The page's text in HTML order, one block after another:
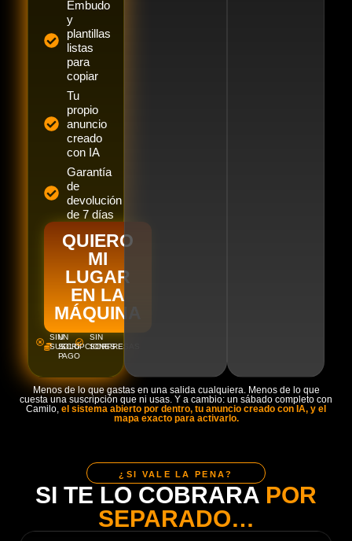
Embudo
y
plantillas
listas
para
copiar
Tu
propio
anuncio
creado
con IA
Garantía
de
devolución
de 7 días
QUIERO
MI
LUGAR
EN LA
MÁQUINA
UN
SOLO
PAGO
SIN
SUSCRIPCIONES
SIN
SORPRESAS
Menos de lo que gastas en una salida cualquiera. Menos de lo que
cuesta una suscripción que ni usas. Y a cambio: un sábado completo con
Camilo, el sistema abierto por dentro, tu anuncio creado con IA, y el
mapa exacto para activarlo.
¿SI VALE LA PENA?
SI TE LO COBRARA POR
SEPARADO…